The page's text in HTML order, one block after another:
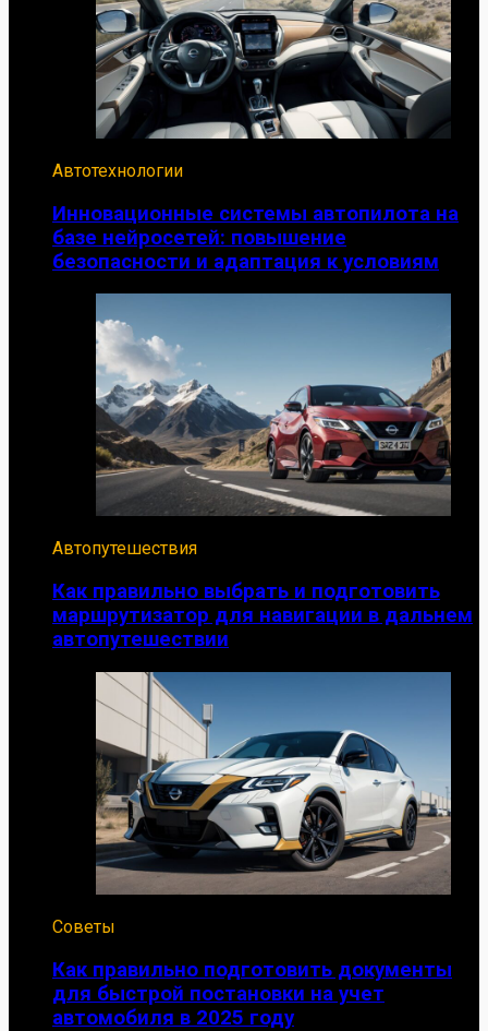
Автотехнологии
Инновационные системы автопилота на
базе нейросетей: повышение
безопасности и адаптация к условиям
Автопутешествия
Как правильно выбрать и подготовить
маршрутизатор для навигации в дальнем
автопутешествии
Советы
Как правильно подготовить документы
для быстрой постановки на учет
автомобиля в 2025 году